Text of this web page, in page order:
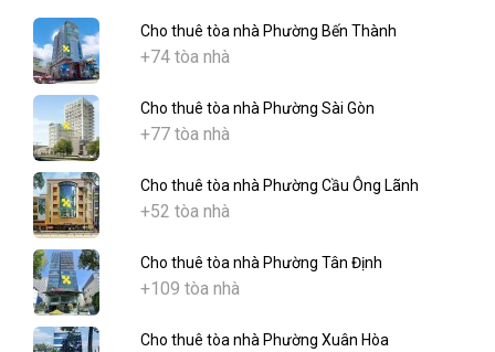
Cho thuê tòa nhà Phường Bến Thành
+74 tòa nhà
Cho thuê tòa nhà Phường Sài Gòn
+77 tòa nhà
Cho thuê tòa nhà Phường Cầu Ông Lãnh
+52 tòa nhà
Cho thuê tòa nhà Phường Tân Định
+109 tòa nhà
Cho thuê tòa nhà Phường Xuân Hòa